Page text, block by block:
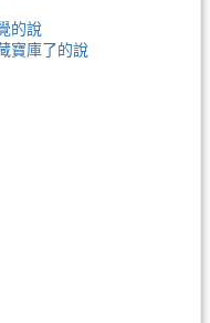
的說
寶庫了的說